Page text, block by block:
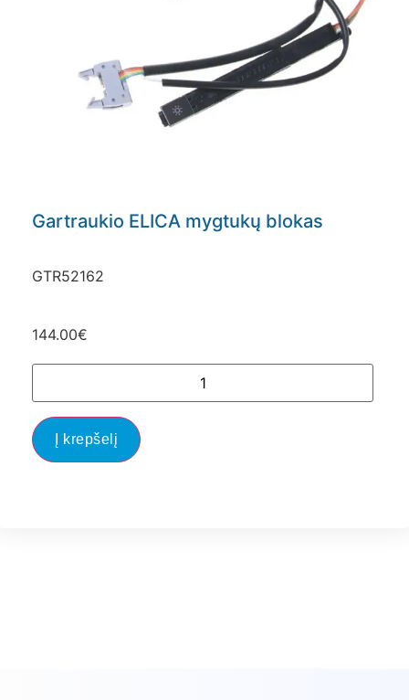
Gartraukio ELICA mygtukų blokas
GTR52162
144.00€
Į krepšelį